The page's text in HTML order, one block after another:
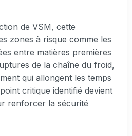
de VSM, cette
zones à risque comme les
entre matières premières
de la chaîne du froid,
qui allongent les temps
critique identifié devient
renforcer la sécurité